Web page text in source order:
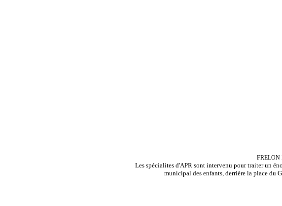
FRELON
Les spécialites d'APR sont intervenu pour traiter un
municipal des enfants, derrière la place du